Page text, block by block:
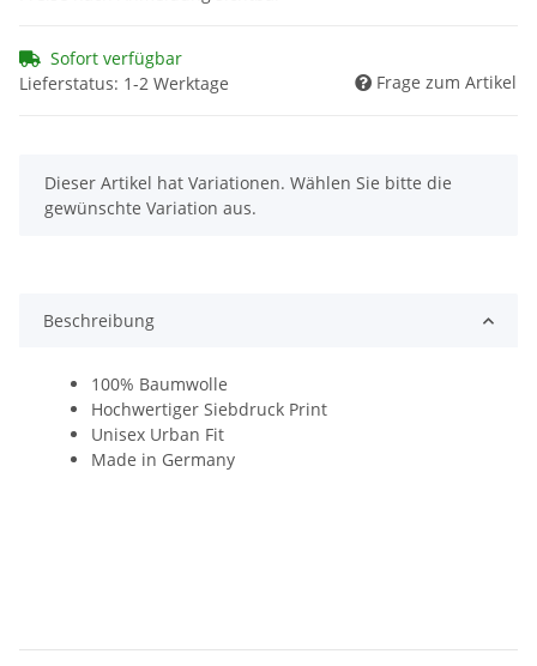
Sofort verfügbar
Lieferstatus: 1-2 Werktage
Frage zum Artikel
x
Dieser Artikel hat Variationen. Wählen Sie bitte die
gewünschte Variation aus.
Beschreibung
100% Baumwolle
Hochwertiger Siebdruck Print
Unisex Urban Fit
Made in Germany